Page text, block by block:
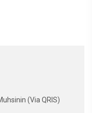
(Via QRIS)